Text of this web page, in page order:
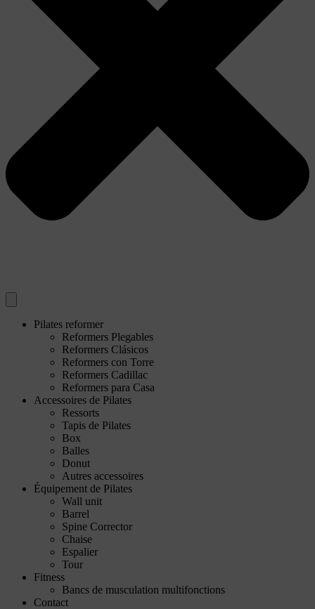
Pilates reformer
Reformers Plegables
Reformers Clásicos
Reformers con Torre
Reformers Cadillac
Reformers para Casa
Accessoires de Pilates
Ressorts
Tapis de Pilates
Box
Balles
Donut
Autres accessoires
Équipement de Pilates
Wall unit
Barrel
Spine Corrector
Chaise
Espalier
Tour
Fitness
Bancs de musculation multifonctions
Contact